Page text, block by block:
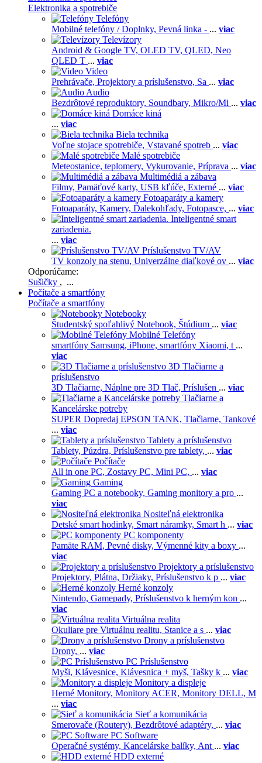
Elektronika a spotrebiče
Telefóny
Mobilné telefóny / Doplnky, Pevná linka - ... viac
Televízory
Android & Google TV, OLED TV, QLED, Neo
QLED T ... viac
Video
Prehrávače, Projektory a príslušenstvo, Sa ... viac
Audio
Bezdrôtové reproduktory, Soundbary, Mikro/Mi ... viac
Domáce kiná
... viac
Biela technika
Voľne stojace spotrebiče, Vstavané spotreb ... viac
Malé spotrebiče
Meteostanice, teplomery, Vykurovanie, Príprava ... viac
Multimédiá a zábava
Filmy, Pamäťové karty, USB kľúče, Externé ... viac
Fotoaparáty a kamery
Fotoaparáty, Kamery, Ďalekohľady, Fotopasce, ... viac
Inteligentné smart
zariadenia.
... viac
Príslušenstvo TV/AV
TV konzoly na stenu, Univerzálne diaľkové ov ... viac
Odporúčame:
Sušičky , ...
Počítače a smartfóny
Počítače a smartfóny
Notebooky
Študentský spoľahlivý Notebook, Štúdium ... viac
Mobilné Telefóny
smartfóny Samsung, iPhone, smartfóny Xiaomi, t ...
viac
3D Tlačiarne a
príslušenstvo
3D Tlačiarne, Náplne pre 3D Tlač, Príslušen ... viac
Tlačiarne a
Kancelárske potreby
SUPER Dopredaj EPSON TANK, Tlačiarne, Tankové
... viac
Tablety a príslušenstvo
Tablety, Púzdra, Príslušenstvo pre tablety, ... viac
Počítače
All in one PC, Zostavy PC, Mini PC, ... viac
Gaming
Gaming PC a notebooky, Gaming monitory a pro ...
viac
Nositeľná elektronika
Detské smart hodinky, Smart náramky, Smart h ... viac
PC komponenty
Pamäte RAM, Pevné disky, Výmenné kity a boxy ...
viac
Projektory a príslušenstvo
Projektory, Plátna, Držiaky, Príslušenstvo k p ... viac
Herné konzoly
Nintendo, Gamepady, Príslušenstvo k herným kon ...
viac
Virtuálna realita
Okuliare pre Virtuálnu realitu, Stanice a s ... viac
Drony a príslušenstvo
Drony, ... viac
PC Príslušenstvo
Myši, Klávesnice, Klávesnica + myš, Tašky k ... viac
Monitory a displeje
Herné Monitory, Monitory ACER, Monitory DELL, M
... viac
Sieť a komunikácia
Smerovače (Routery), Bezdrôtové adaptéry, ... viac
PC Software
Operačné systémy, Kancelárske balíky, Ant ... viac
HDD externé